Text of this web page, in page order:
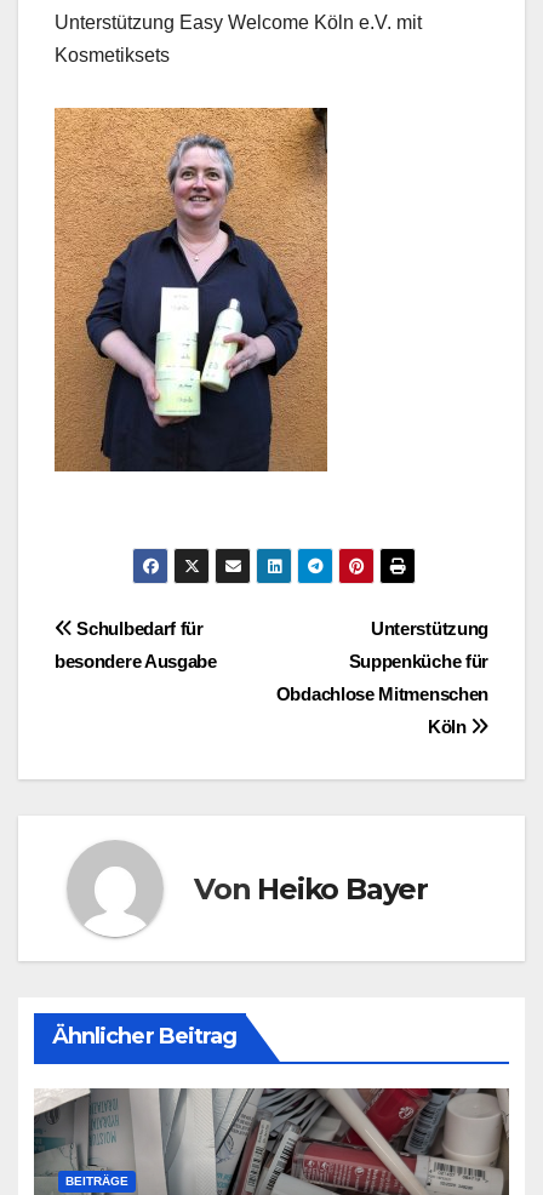
Unterstützung Easy Welcome Köln e.V. mit
Kosmetiksets
BeitragsnavigationUnterstützung
Suppenküche für
Obdachlose Mitmenschen
Köln
Schulbedarf für
besondere Ausgabe
Von Heiko Bayer
Ähnlicher Beitrag
BEITRÄGE